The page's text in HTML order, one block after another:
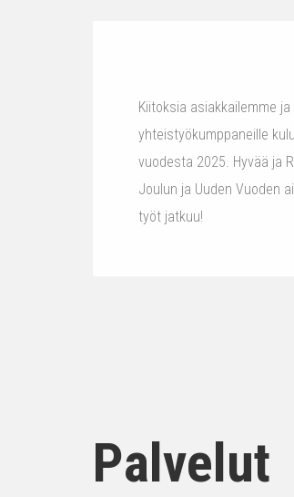
Kiitoksia asiakkailemme ja
yhteistyökumppaneille
vuodesta 2025. Hyvää ja
Joulun ja Uuden Vuoden
työt jatkuu!
Palvelut